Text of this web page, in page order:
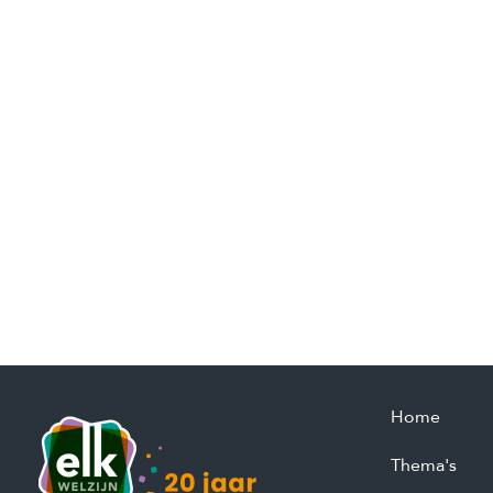
Home
Thema's